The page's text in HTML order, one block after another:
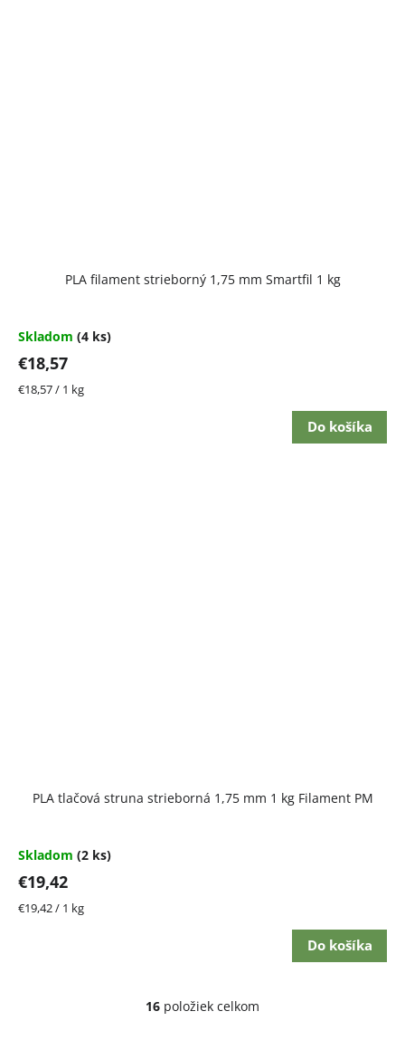
PLA filament strieborný 1,75 mm Smartfil 1 kg
Skladom (4 ks)
€18,57
Jednotková
€18,57 / 1 kg
Do košíka
PLA tlačová struna strieborná 1,75 mm 1 kg Filament PM
Skladom (2 ks)
€19,42
Jednotková
€19,42 / 1 kg
Do košíka
O
16 položiek celkom